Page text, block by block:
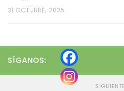
31 OCTUBRE, 2025
SÍGANOS:
SIGUIENTE